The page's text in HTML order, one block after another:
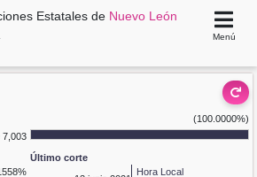
Estatales de Nuevo León
Menú
(100.0000%)
7,003
Último corte
Hora Local